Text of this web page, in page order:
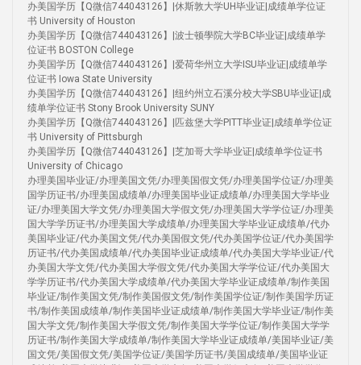
办美国学历【Q微信744043126】|休斯敦大学UH毕业证|成绩单学位证
书 University of Houston
办美国学历【Q微信744043126】|波士顿學院大学BC毕业证|成绩单学
位证书 BOSTON College
办美国学历【Q微信744043126】|爱荷华州立大学ISU毕业证|成绩单学
位证书 Iowa State University
办美国学历【Q微信744043126】|纽约州立石溪分校大学SBU毕业证|成
绩单学位证书 Stony Brook University SUNY
办美国学历【Q微信744043126】|匹兹堡大学PITT毕业证|成绩单学位证
书 University of Pittsburgh
办美国学历【Q微信744043126】|芝加哥大学毕业证|成绩单学位证书
University of Chicago
办理美国毕业证/办理美国文凭/办理美国假文凭/办理美国学位证/办理美
国学历证书/办理美国成绩单/办理美国毕业证成绩单/办理美国大学毕业
证/办理美国大学文凭/办理美国大学假文凭/办理美国大学学位证/办理美
国大学学历证书/办理美国大学成绩单/办理美国大学毕业证成绩单/代办
美国毕业证/代办美国文凭/代办美国假文凭/代办美国学位证/代办美国学
历证书/代办美国成绩单/代办美国毕业证成绩单/代办美国大学毕业证/代
办美国大学文凭/代办美国大学假文凭/代办美国大学学位证/代办美国大
学学历证书/代办美国大学成绩单/代办美国大学毕业证成绩单/制作美国
毕业证/制作美国文凭/制作美国假文凭/制作美国学位证/制作美国学历证
书/制作美国成绩单/制作美国毕业证成绩单/制作美国大学毕业证/制作美
国大学文凭/制作美国大学假文凭/制作美国大学学位证/制作美国大学学
历证书/制作美国大学成绩单/制作美国大学毕业证成绩单/美国毕业证/美
国文凭/美国假文凭/美国学位证/美国学历证书/美国成绩单/美国毕业证